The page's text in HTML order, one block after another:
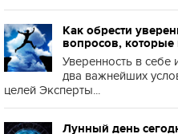
Как обрести
вопросов, которые
Уверенность в себе
два важнейших
целей Эксперты...
Лунный день